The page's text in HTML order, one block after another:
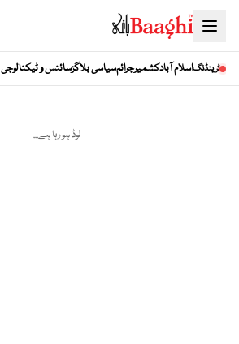
ٹرینڈنگاسلام آبادکشمیرجرائمسیاسی بلاگزسائنس و ٹیکنالوجی
لوڈ ہو رہا ہے...